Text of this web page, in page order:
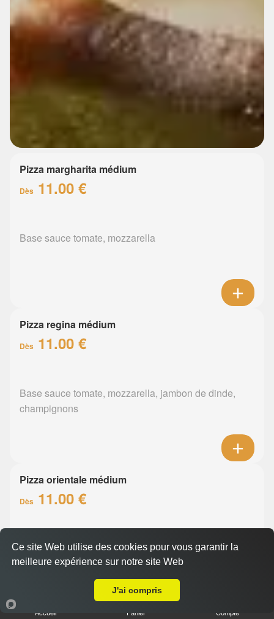
Pizza margharita médium
Dès 11.00 €
Base sauce tomate, mozzarella
Pizza regina médium
Dès 11.00 €
Base sauce tomate, mozzarella, jambon de dinde,
champignons
Pizza orientale médium
Dès 11.00 €
Base sauce tomate, mozzarella, merguez, poivrons
Accueil Panier Compte
Ce site Web utilise des cookies pour vous garantir la
meilleure expérience sur notre site Web
J'ai compris